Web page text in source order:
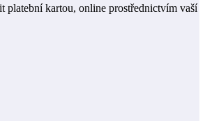
platební kartou, online prostřednictvím vaší